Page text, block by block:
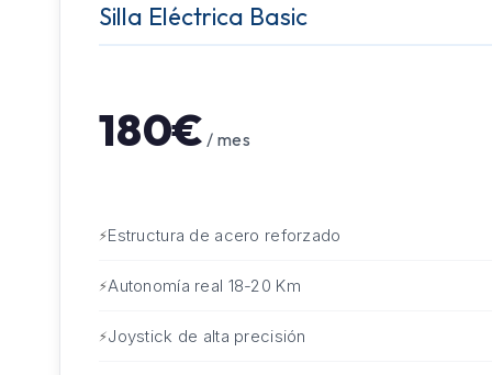
Silla Eléctrica Basic
180€ / mes
Estructura de acero reforzado
Autonomía real 18-20 Km
Joystick de alta precisión